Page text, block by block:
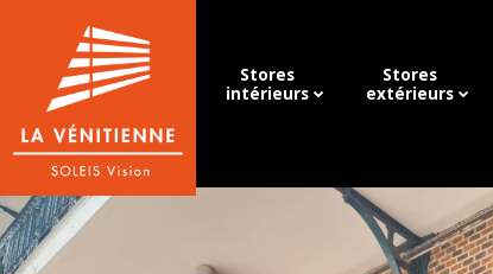
Stores
intérieurs
Stores
extérieurs